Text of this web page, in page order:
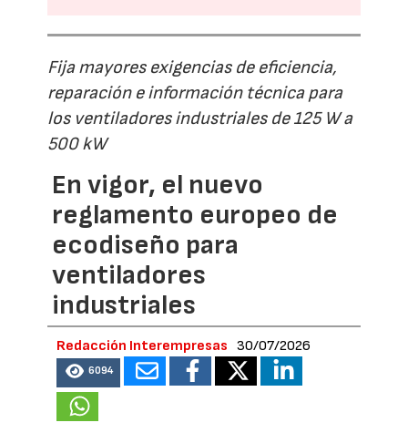
Fija mayores exigencias de eficiencia,
reparación e información técnica para
los ventiladores industriales de 125 W a
500 kW
En vigor, el nuevo
reglamento europeo de
ecodiseño para
ventiladores
industriales
Redacción Interempresas 30/07/2026
6094